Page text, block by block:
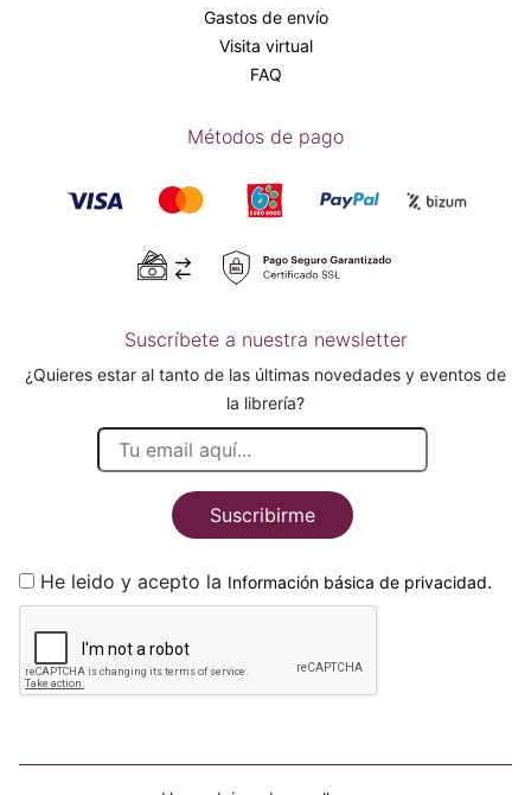
Gastos de envío
Visita virtual
FAQ
Métodos de pago
Suscríbete a nuestra newsletter
¿Quieres estar al tanto de las últimas novedades y eventos de
la librería?
Suscribirme
He leido y acepto la Información básica de privacidad.